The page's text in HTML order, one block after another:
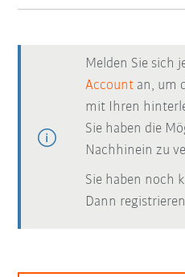
Melden Sie sich
Account an, um
mit Ihren
Sie haben die
Nachhinein zu
Sie haben noch
Dann